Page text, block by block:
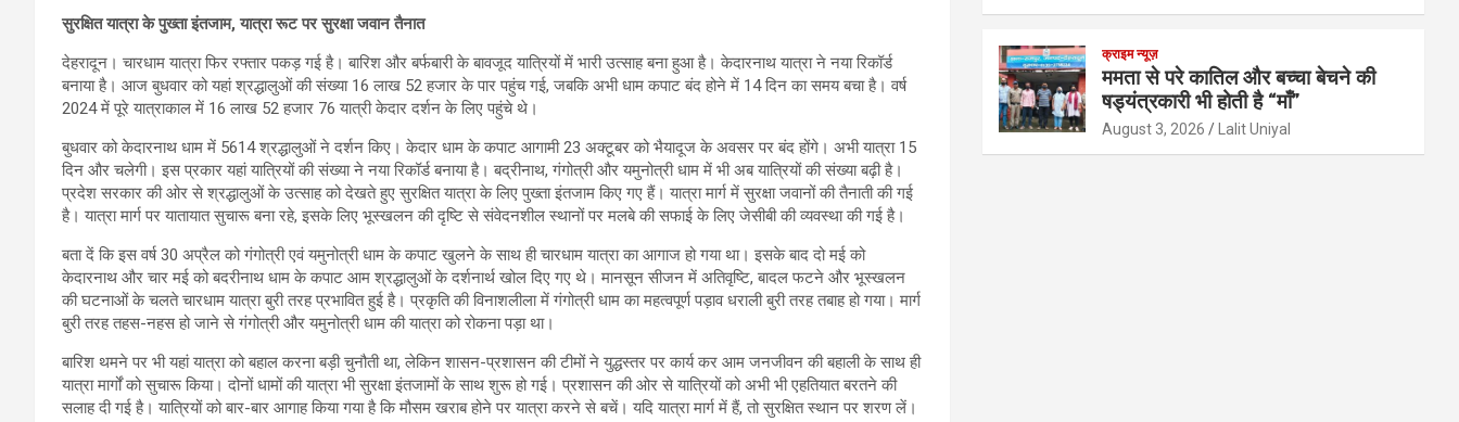
सुरक्षित यात्रा के पुख्ता इंतजाम, यात्रा रूट पर सुरक्षा जवान तैनात
देहरादून। चारधाम यात्रा फिर रफ्तार पकड़ गई है। बारिश और बर्फबारी के बावजूद यात्रियों में भारी उत्साह बना हुआ है। केदारनाथ यात्रा ने नया रिकॉर्ड
बनाया है। आज बुधवार को यहां श्रद्धालुओं की संख्या 16 लाख 52 हजार के पार पहुंच गई, जबकि अभी धाम कपाट बंद होने में 14 दिन का समय बचा है। वर्ष
2024 में पूरे यात्राकाल में 16 लाख 52 हजार 76 यात्री केदार दर्शन के लिए पहुंचे थे।
बुधवार को केदारनाथ धाम में 5614 श्रद्धालुओं ने दर्शन किए। केदार धाम के कपाट आगामी 23 अक्टूबर को भैयादूज के अवसर पर बंद होंगे। अभी यात्रा 15
दिन और चलेगी। इस प्रकार यहां यात्रियों की संख्या ने नया रिकॉर्ड बनाया है। बद्रीनाथ, गंगोत्री और यमुनोत्री धाम में भी अब यात्रियों की संख्या बढ़ी है।
प्रदेश सरकार की ओर से श्रद्धालुओं के उत्साह को देखते हुए सुरक्षित यात्रा के लिए पुख्ता इंतजाम किए गए हैं। यात्रा मार्ग में सुरक्षा जवानों की तैनाती की गई
है। यात्रा मार्ग पर यातायात सुचारू बना रहे, इसके लिए भूस्खलन की दृष्टि से संवेदनशील स्थानों पर मलबे की सफाई के लिए जेसीबी की व्यवस्था की गई है।
बता दें कि इस वर्ष 30 अप्रैल को गंगोत्री एवं यमुनोत्री धाम के कपाट खुलने के साथ ही चारधाम यात्रा का आगाज हो गया था। इसके बाद दो मई को
केदारनाथ और चार मई को बदरीनाथ धाम के कपाट आम श्रद्धालुओं के दर्शनार्थ खोल दिए गए थे। मानसून सीजन में अतिवृष्टि, बादल फटने और भूस्खलन
की घटनाओं के चलते चारधाम यात्रा बुरी तरह प्रभावित हुई है। प्रकृति की विनाशलीला में गंगोत्री धाम का महत्वपूर्ण पड़ाव धराली बुरी तरह तबाह हो गया। मार्ग
बुरी तरह तहस-नहस हो जाने से गंगोत्री और यमुनोत्री धाम की यात्रा को रोकना पड़ा था।
बारिश थमने पर भी यहां यात्रा को बहाल करना बड़ी चुनौती था, लेकिन शासन-प्रशासन की टीमों ने युद्धस्तर पर कार्य कर आम जनजीवन की बहाली के साथ ही
यात्रा मार्गों को सुचारू किया। दोनों धामों की यात्रा भी सुरक्षा इंतजामों के साथ शुरू हो गई। प्रशासन की ओर से यात्रियों को अभी भी एहतियात बरतने की
सलाह दी गई है। यात्रियों को बार-बार आगाह किया गया है कि मौसम खराब होने पर यात्रा करने से बचें। यदि यात्रा मार्ग में हैं, तो सुरक्षित स्थान पर शरण लें।
क्राइम न्यूज़
ममता से परे कातिल और बच्चा बेचने की
षड्यंत्रकारी भी होती है “माँ”
August 3, 2026 Lalit Uniyal